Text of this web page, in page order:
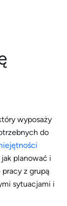
wyposaży
do
planować i
z grupą
sytuacjami i